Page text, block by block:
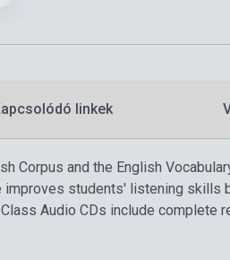
linkek
Corpus and the English
improves students' listening
Audio CDs include complete